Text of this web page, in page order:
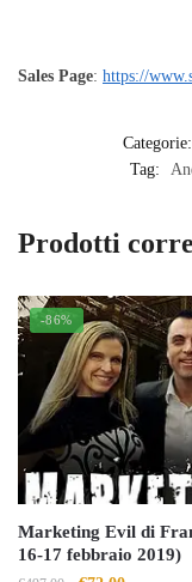
Sales Page: https://
Categorie:
Tag:
Prodotti
-86%
Marketing Evil di
16-17 febbraio 2019)